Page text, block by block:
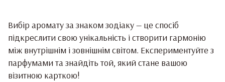
Вибір аромату за знаком зодіаку — це спосіб
підкреслити свою унікальність і створити гармонію
між внутрішнім і зовнішнім світом. Експериментуйте з
парфумами та знайдіть той, який стане вашою
візитною карткою!